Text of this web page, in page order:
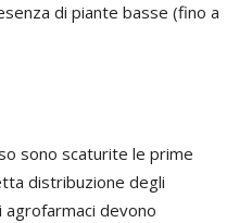
di piante basse (fino a
sono scaturite le prime
distribuzione degli
agrofarmaci devono